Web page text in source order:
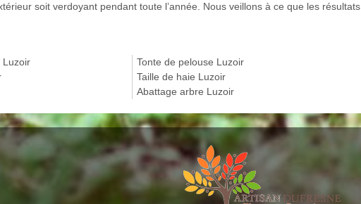
soit verdoyant pendant toute l’année. Nous veillons à ce que les résultats
Luzoir
Tonte de pelouse Luzoir
Taille de haie Luzoir
Abattage arbre Luzoir